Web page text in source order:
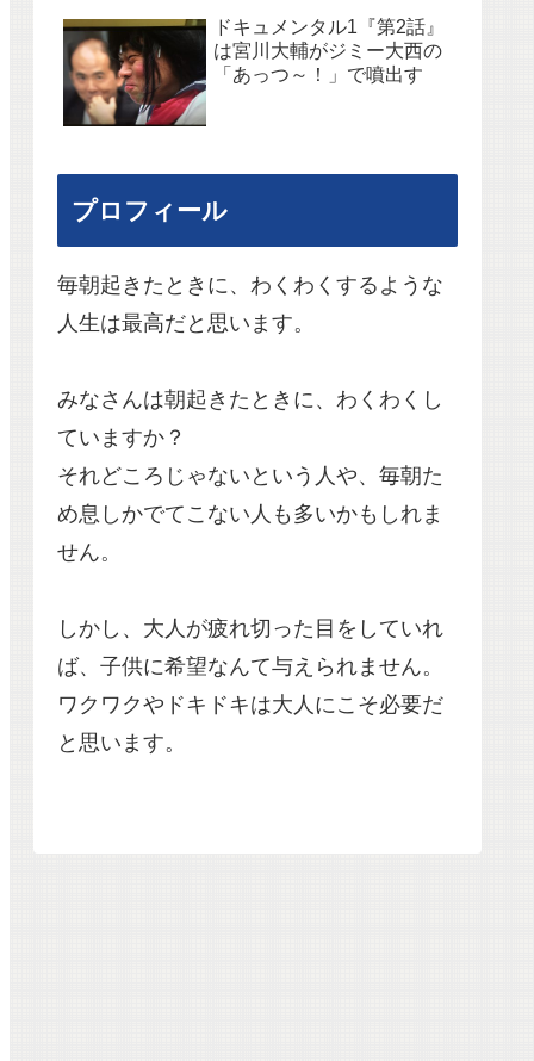
ドキュメンタル1『第2話』
は宮川大輔がジミー大西の
「あっつ～！」で噴出す
プロフィール
毎朝起きたときに、わくわくするような
人生は最高だと思います。
みなさんは朝起きたときに、わくわくし
ていますか？
それどころじゃないという人や、毎朝た
め息しかでてこない人も多いかもしれま
せん。
しかし、大人が疲れ切った目をしていれ
ば、子供に希望なんて与えられません。
ワクワクやドキドキは大人にこそ必要だ
と思います。